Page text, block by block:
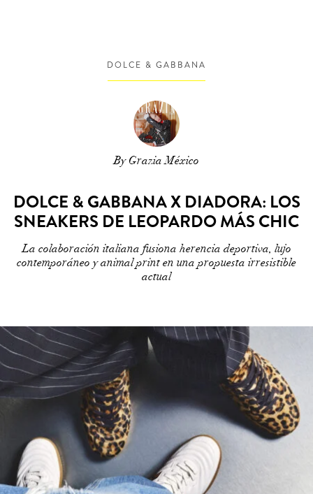
DOLCE & GABBANA
By Grazia México
DOLCE & GABBANA X DIADORA: LOS
SNEAKERS DE LEOPARDO MÁS CHIC
La colaboración italiana fusiona herencia deportiva, lujo
contemporáneo y animal print en una propuesta irresistible
actual